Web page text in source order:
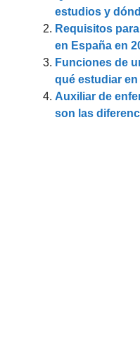
estudios y
Requisitos
en España en
Funciones de
qué estudiar
Auxiliar de
son las